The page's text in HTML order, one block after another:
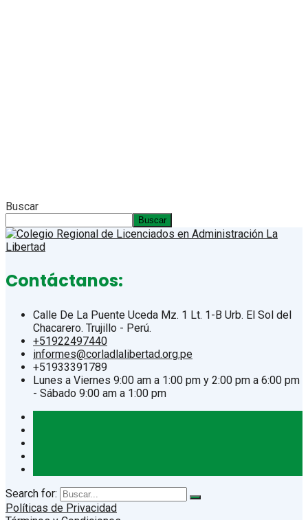
Buscar
Buscar
Contáctanos:
Calle De La Puente Uceda Mz. 1 Lt. 1-B Urb. El Sol del
Chacarero. Trujillo - Perú.
+51922497440
informes@corladlalibertad.org.pe
+51933391789
Lunes a Viernes 9:00 am a 1:00 pm y 2:00 pm a 6:00 pm
- Sábado 9:00 am a 1:00 pm
Search for:
Políticas de Privacidad